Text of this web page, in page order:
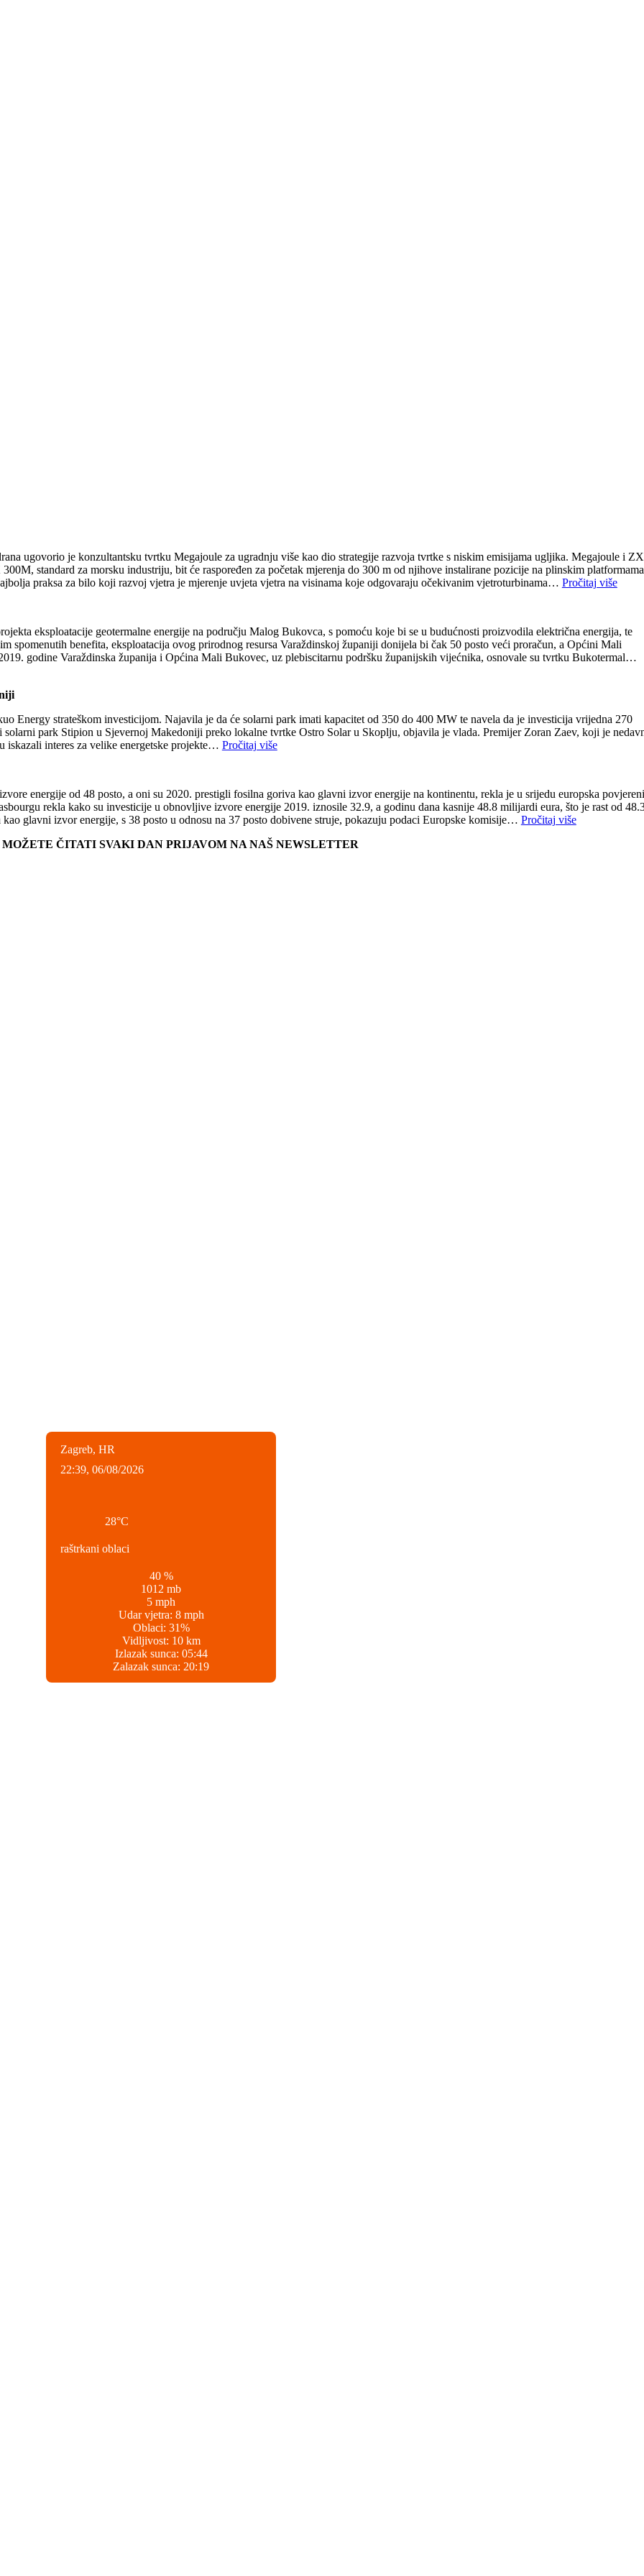
ugovorio je konzultantsku tvrtku Megajoule za ugradnju više kao dio strategije razvoja tvrtke s niskim emisijama ugljika. Megajoule i ZX
standard za morsku industriju, bit će raspoređen za početak mjerenja do 300 m od njihove instalirane pozicije na plinskim platformama
praksa za bilo koji razvoj vjetra je mjerenje uvjeta vjetra na visinama koje odgovaraju očekivanim vjetroturbinama… Pročitaj više
eksploatacije geotermalne energije na području Malog Bukovca, s pomoću koje bi se u budućnosti proizvodila električna energija, te
benefita, eksploatacija ovog prirodnog resursa Varaždinskoj županiji donijela bi čak 50 posto veći proračun, a Općini Mali
godine Varaždinska županija i Općina Mali Bukovec, uz plebiscitarnu podršku županijskih vijećnika, osnovale su tvrtku Bukotermal…
Energy strateškom investicijom. Najavila je da će solarni park imati kapacitet od 350 do 400 MW te navela da je investicija vrijedna 270
park Stipion u Sjevernoj Makedoniji preko lokalne tvrtke Ostro Solar u Skoplju, objavila je vlada. Premijer Zoran Zaev, koji je
iskazali interes za velike energetske projekte… Pročitaj više
energije od 48 posto, a oni su 2020. prestigli fosilna goriva kao glavni izvor energije na kontinentu, rekla je u srijedu europska
rekla kako su investicije u obnovljive izvore energije 2019. iznosile 32.9, a godinu dana kasnije 48.8 milijardi eura, što je rast od
glavni izvor energije, s 38 posto u odnosu na 37 posto dobivene struje, pokazuju podaci Europske komisije… Pročitaj više
ČITATI SVAKI DAN PRIJAVOM NA NAŠ NEWSLETTER
Zagreb, HR
22:39, 06/08/2026
28°C
raštrkani oblaci
40 %
1012 mb
5 mph
Udar vjetra: 8 mph
Oblaci: 31%
Vidljivost: 10 km
Izlazak sunca: 05:44
Zalazak sunca: 20:19